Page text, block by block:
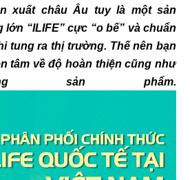
xuất châu Âu tuy là một sản
“ILIFE” cực “o bế” và chuẩn
tung ra thị trường. Thế nên bạn
tâm về độ hoàn thiện cũng như
sản phẩm.